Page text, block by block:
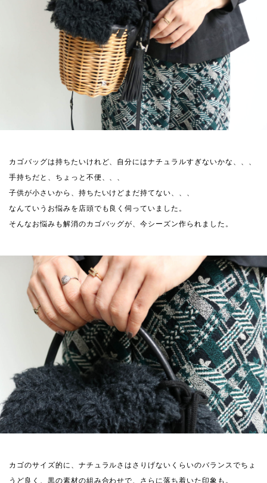
カゴバッグは持ちたいけれど、自分にはナチュラルすぎないかな、、、
手持ちだと、ちょっと不便、、、
子供が小さいから、持ちたいけどまだ持てない、、、
なんていうお悩みを店頭でも良く伺っていました。
そんなお悩みも解消のカゴバッグが、今シーズン作られました。
カゴのサイズ的に、ナチュラルさはさりげないくらいのバランスでちょ
うど良く、黒の素材の組み合わせで、さらに落ち着いた印象も。